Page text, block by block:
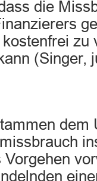
die
zu
(Singer,
dem